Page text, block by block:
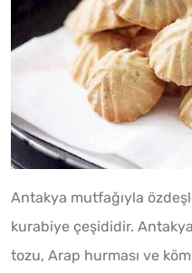
Antakya mutfağıyla
kurabiye çeşididir.
tozu, Arap hurması ve